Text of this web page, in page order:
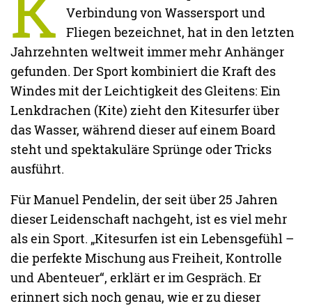
Verbindung von Wassersport und
Fliegen bezeichnet, hat in den letzten
Jahrzehnten weltweit immer mehr Anhänger
gefunden. Der Sport kombiniert die Kraft des
Windes mit der Leichtigkeit des Gleitens: Ein
Lenkdrachen (Kite) zieht den Kitesurfer über
das Wasser, während dieser auf einem Board
steht und spektakuläre Sprünge oder Tricks
ausführt.
Für Manuel Pendelin, der seit über 25 Jahren
dieser Leidenschaft nachgeht, ist es viel mehr
als ein Sport. „Kitesurfen ist ein Lebensgefühl –
die perfekte Mischung aus Freiheit, Kontrolle
und Abenteuer“, erklärt er im Gespräch. Er
erinnert sich noch genau, wie er zu dieser